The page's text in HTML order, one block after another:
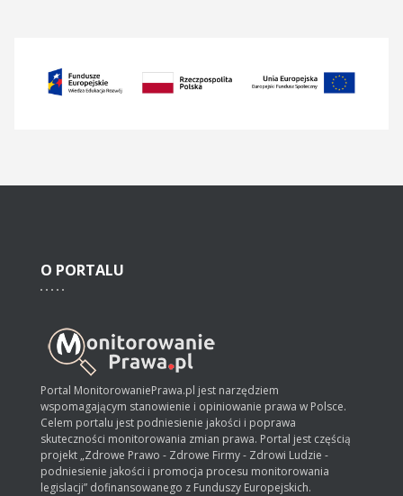
O PORTALU
Portal MonitorowaniePrawa.pl jest narzędziem
wspomagającym stanowienie i opiniowanie prawa w Polsce.
Celem portalu jest podniesienie jakości i poprawa
skuteczności monitorowania zmian prawa. Portal jest częścią
projekt „Zdrowe Prawo - Zdrowe Firmy - Zdrowi Ludzie -
podniesienie jakości i promocja procesu monitorowania
legislacji” dofinansowanego z Funduszy Europejskich.